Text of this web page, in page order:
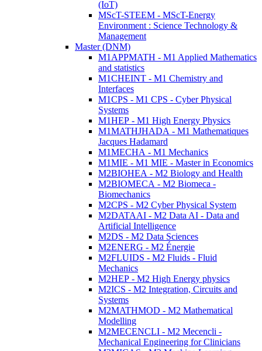
(IoT)
MScT-STEEM - MScT-Energy
Environment : Science Technology &
Management
Master (DNM)
M1APPMATH - M1 Applied Mathematics
and statistics
M1CHEINT - M1 Chemistry and
Interfaces
M1CPS - M1 CPS - Cyber Physical
Systems
M1HEP - M1 High Energy Physics
M1MATHJHADA - M1 Mathematiques
Jacques Hadamard
M1MECHA - M1 Mechanics
M1MIE - M1 MIE - Master in Economics
M2BIOHEA - M2 Biology and Health
M2BIOMECA - M2 Biomeca -
Biomechanics
M2CPS - M2 Cyber Physical System
M2DATAAI - M2 Data AI - Data and
Artificial Intelligence
M2DS - M2 Data Sciences
M2ENERG - M2 Énergie
M2FLUIDS - M2 Fluids - Fluid
Mechanics
M2HEP - M2 High Energy physics
M2ICS - M2 Integration, Circuits and
Systems
M2MATHMOD - M2 Mathematical
Modelling
M2MECENCLI - M2 Mecencli -
Mechanical Engineering for Clinicians